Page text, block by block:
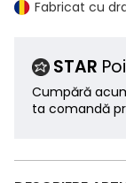
Fabricat cu
STAR
Cumpără
ta comandă